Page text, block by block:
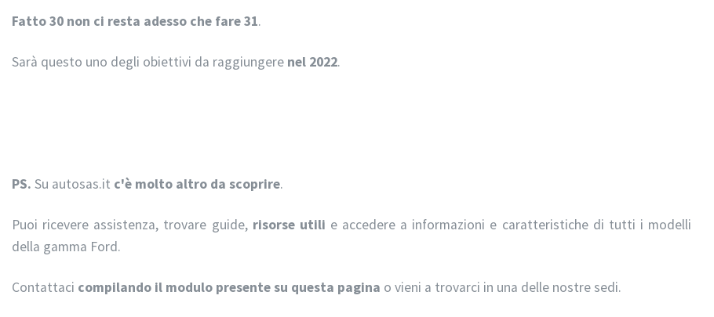
Fatto 30 non ci resta adesso che fare 31.
Sarà questo uno degli obiettivi da raggiungere nel 2022.
PS. Su autosas.it c'è molto altro da scoprire.
Puoi ricevere assistenza, trovare guide, risorse utili e accedere a informazioni e caratteristiche di tutti i modelli
della gamma Ford.
Contattaci compilando il modulo presente su questa pagina o vieni a trovarci in una delle nostre sedi.